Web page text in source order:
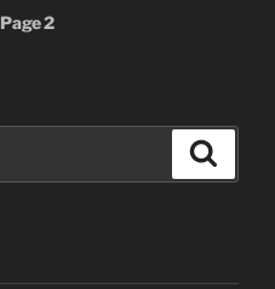
Page2